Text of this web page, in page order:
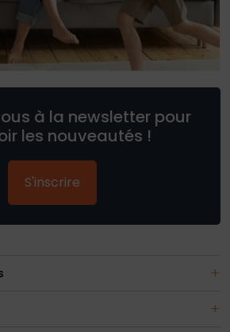
à la newsletter pour
les nouveautés !
S'inscrire